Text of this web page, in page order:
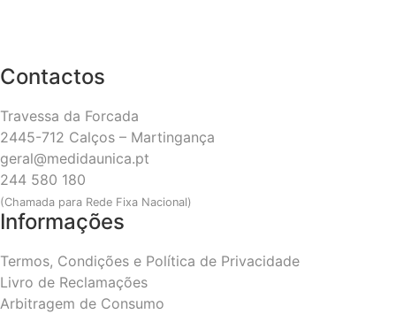
Contactos
Travessa da Forcada
2445-712 Calços – Martingança
geral@medidaunica.pt
244 580 180
(Chamada para Rede Fixa Nacional)
Informações
Termos, Condições e Política de Privacidade
Livro de Reclamações
Arbitragem de Consumo